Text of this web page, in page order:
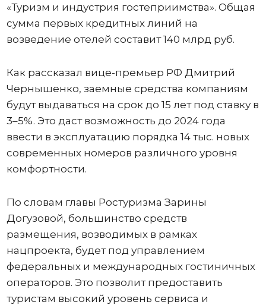
«Туризм и индустрия гостеприимства». Общая
сумма первых кредитных линий на
возведение отелей составит 140 млрд руб.
Как рассказал вице-премьер РФ Дмитрий
Чернышенко, заемные средства компаниям
будут выдаваться на срок до 15 лет под ставку в
3–5%. Это даст возможность до 2024 года
ввести в эксплуатацию порядка 14 тыс. новых
современных номеров различного уровня
комфортности.
По словам главы Ростуризма Зарины
Догузовой, большинство средств
размещения, возводимых в рамках
нацпроекта, будет под управлением
федеральных и международных гостиничных
операторов. Это позволит предоставить
туристам высокий уровень сервиса и